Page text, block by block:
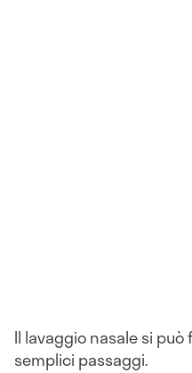
Il lavaggio nasale si
semplici passaggi.